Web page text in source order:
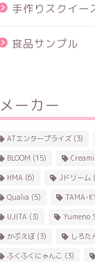
手作りスクイー
食品サンプル
メーカー
ATエンタープライズ(3)
BLOOM (15)
HMA(6) Jドリーム
Qualia (5) TAMA-
UJITA(3) Yumeno
かぷえぼ(3) しろた
ふくふくにゃんこ (3)